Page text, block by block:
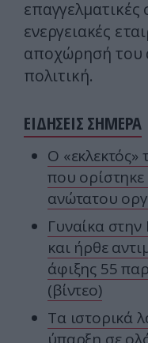
επαγγελματικές
ενεργειακές
αποχώρησή του
πολιτική.
ΕΙΔΗΣΕΙΣ ΣΗΜΕΡΑ
Ο
που ορίστηκε
ανώτατου
Γυναίκα
και ήρθε
άφιξης 55
(βίντεο)
Τα ιστορικά